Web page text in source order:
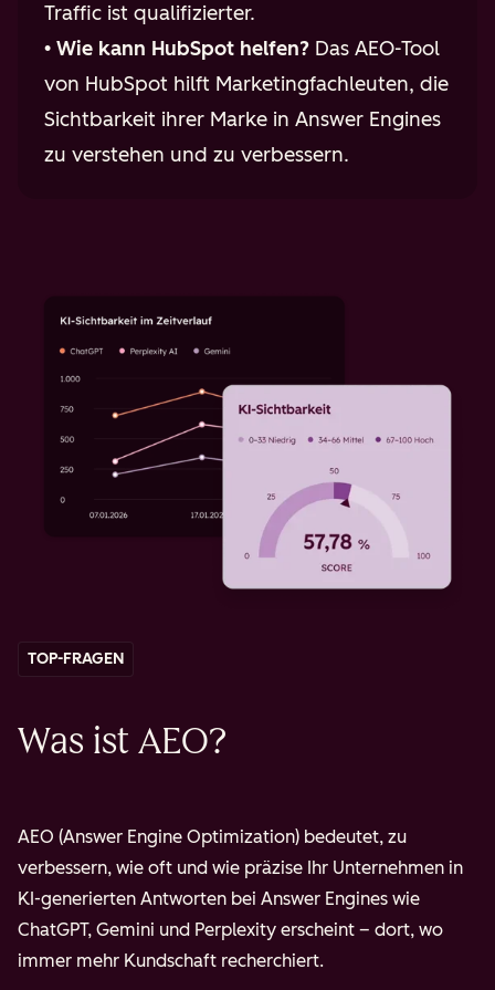
Traffic ist qualifizierter.
• Wie kann HubSpot helfen? Das AEO-Tool
von HubSpot hilft Marketingfachleuten, die
Sichtbarkeit ihrer Marke in Answer Engines
zu verstehen und zu verbessern.
TOP-FRAGEN
Was ist AEO?
AEO (Answer Engine Optimization) bedeutet, zu
verbessern, wie oft und wie präzise Ihr Unternehmen in
KI-generierten Antworten bei Answer Engines wie
ChatGPT, Gemini und Perplexity erscheint – dort, wo
immer mehr Kundschaft recherchiert.